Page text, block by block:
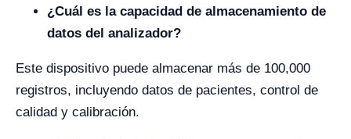
¿Cuál es la capacidad de almacenamiento de
datos del analizador?
Este dispositivo puede almacenar más de 100,000
registros, incluyendo datos de pacientes, control de
calidad y calibración.